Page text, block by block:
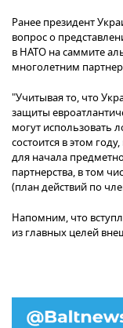
Ранее президент
вопрос о
в НАТО на саммите
многолетним
"Учитывая то, что
защиты
могут использовать
состоится в этом
для начала
партнерства, в том
(план действий по
Напомним, что
из главных целей